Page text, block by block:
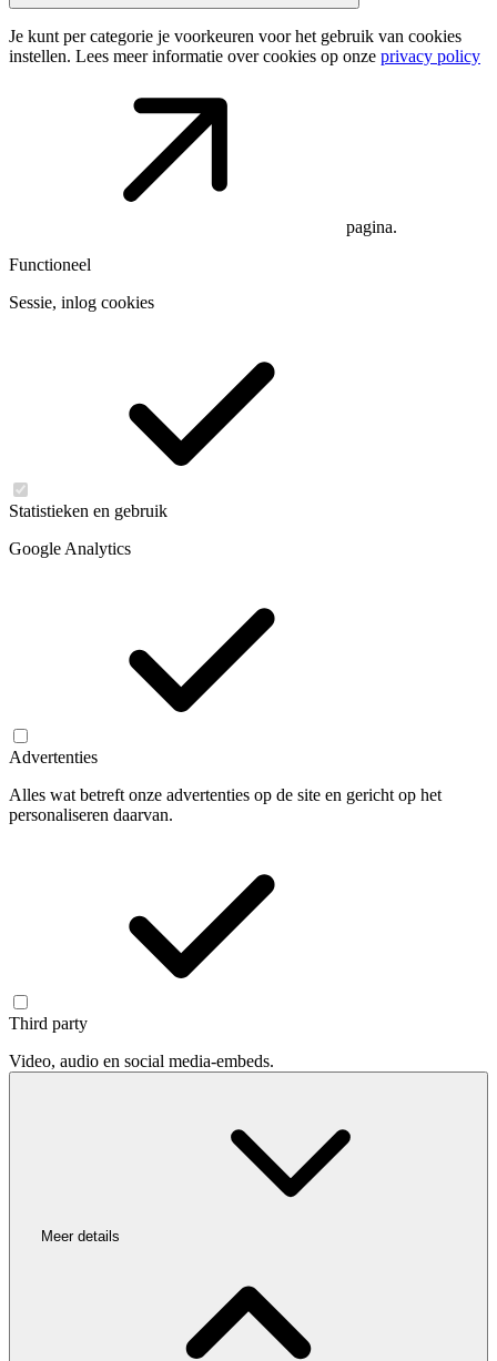
Je kunt per categorie je voorkeuren voor het gebruik van cookies
instellen. Lees meer informatie over cookies op onze privacy policy
pagina.
Functioneel
Sessie, inlog cookies
Statistieken en gebruik
Google Analytics
Advertenties
Alles wat betreft onze advertenties op de site en gericht op het
personaliseren daarvan.
Third party
Video, audio en social media-embeds.
Meer details